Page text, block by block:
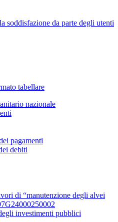
soddisfazione da parte degli utenti
tabellare
nazionale
pagamenti
debiti
di “manutenzione degli alvei
investimenti pubblici